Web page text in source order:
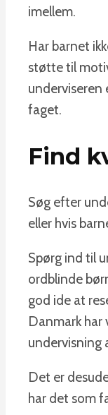
imellem.
Har barnet
støtte til
underviseren
faget.
Find
Søg efter
eller hvis
Spørg ind til
ordblinde
god ide at
Danmark
undervisning
Det er
har det som